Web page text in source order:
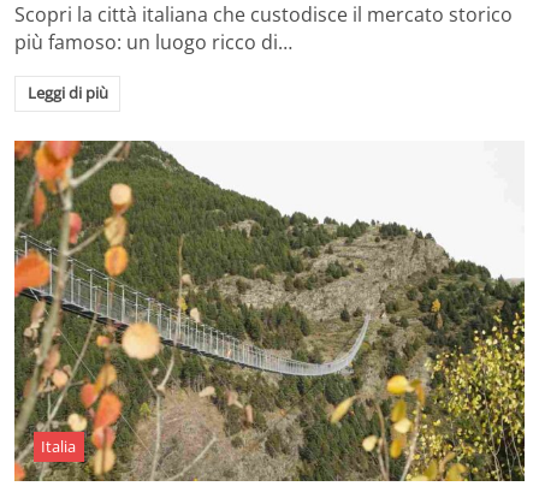
Scopri la città italiana che custodisce il mercato storico
più famoso: un luogo ricco di…
Leggi di più
Italia